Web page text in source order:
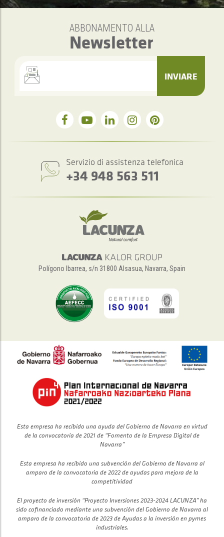
ABBONAMENTO ALLA
Newsletter
INVIARE
Servizio di assistenza telefonica
+34 948 563 511
Polígono Ibarrea, s/n 31800 Alsasua, Navarra, Spain
Esta empresa ha recibido una ayuda del Gobierno de Navarra en virtud
de la convocatoria de 2021 de “Fomento de la Empresa Digital de
Navarra”
Esta empresa ha recibido una subvención del Gobierno de Navarra al
amparo de la convocatoria de 2022 de ayudas para mejora de la
competitividad
El proyecto de inversión “Proyecto Inversiones 2023-2024 LACUNZA” ha
sido cofinanciado mediante una subvención del Gobierno de Navarra al
amparo de la convocatoria de 2023 de Ayudas a la inversión en pymes
industriales.